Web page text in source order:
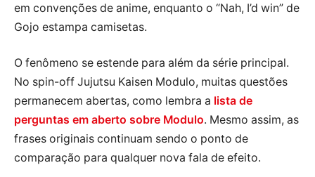
em convenções de anime, enquanto o “Nah, I’d win” de
Gojo estampa camisetas.
O fenômeno se estende para além da série principal.
No spin-off Jujutsu Kaisen Modulo, muitas questões
permanecem abertas, como lembra a lista de
perguntas em aberto sobre Modulo. Mesmo assim, as
frases originais continuam sendo o ponto de
comparação para qualquer nova fala de efeito.